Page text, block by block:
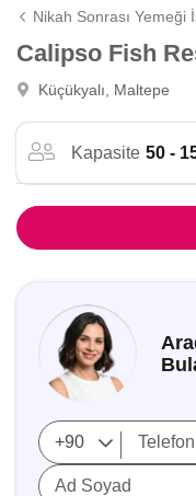
Nikah Sonrası Yemeği
Calipso Fish
Küçükyalı, Maltepe
Kapasite 50 -
Ad Soyad